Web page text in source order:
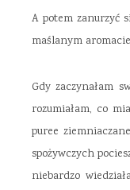
A potem zanurzyć
maślanym
Gdy zaczynałam
rozumiałam, co
puree
spożywczych
niebardzo